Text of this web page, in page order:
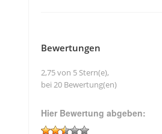
Bewertungen
2,75 von 5 Stern(e),
bei 20 Bewertung(en)
Hier Bewertung abgeben: